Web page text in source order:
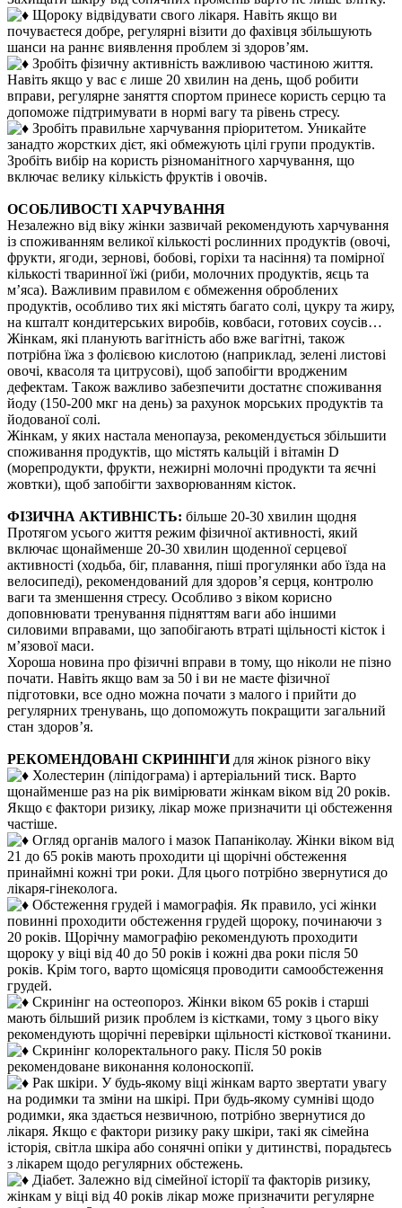
Щороку відвідувати свого лікаря. Навіть якщо ви
почуваєтеся добре, регулярні візити до фахівця збільшують
шанси на раннє виявлення проблем зі здоров’ям.
Зробіть фізичну активність важливою частиною життя.
Навіть якщо у вас є лише 20 хвилин на день, щоб робити
вправи, регулярне заняття спортом принесе користь серцю та
допоможе підтримувати в нормі вагу та рівень стресу.
Зробіть правильне харчування пріоритетом. Уникайте
занадто жорстких дієт, які обмежують цілі групи продуктів.
Зробіть вибір на користь різноманітного харчування, що
включає велику кількість фруктів і овочів.
ОСОБЛИВОСТІ ХАРЧУВАННЯ
Незалежно від віку жінки зазвичай рекомендують харчування
із споживанням великої кількості рослинних продуктів (овочі,
фрукти, ягоди, зернові, бобові, горіхи та насіння) та помірної
кількості тваринної їжі (риби, молочних продуктів, яєць та
м’яса). Важливим правилом є обмеження оброблених
продуктів, особливо тих які містять багато солі, цукру та жиру,
на кшталт кондитерських виробів, ковбаси, готових соусів…
Жінкам, які планують вагітність або вже вагітні, також
потрібна їжа з фолієвою кислотою (наприклад, зелені листові
овочі, квасоля та цитрусові), щоб запобігти вродженим
дефектам. Також важливо забезпечити достатнє споживання
йоду (150-200 мкг на день) за рахунок морських продуктів та
йодованої солі.
Жінкам, у яких настала менопауза, рекомендується збільшити
споживання продуктів, що містять кальцій і вітамін D
(морепродукти, фрукти, нежирні молочні продукти та яєчні
жовтки), щоб запобігти захворюванням кісток.
ФІЗИЧНА АКТИВНІСТЬ: більше 20-30 хвилин щодня
Протягом усього життя режим фізичної активності, який
включає щонайменше 20-30 хвилин щоденної серцевої
активності (ходьба, біг, плавання, піші прогулянки або їзда на
велосипеді), рекомендований для здоров’я серця, контролю
ваги та зменшення стресу. Особливо з віком корисно
доповнювати тренування підняттям ваги або іншими
силовими вправами, що запобігають втраті щільності кісток і
м’язової маси.
Хороша новина про фізичні вправи в тому, що ніколи не пізно
почати. Навіть якщо вам за 50 і ви не маєте фізичної
підготовки, все одно можна почати з малого і прийти до
регулярних тренувань, що допоможуть покращити загальний
стан здоров’я.
РЕКОМЕНДОВАНІ СКРИНІНГИдля жінок різного віку
Холестерин (ліпідограма) і артеріальний тиск. Варто
щонайменше раз на рік вимірювати жінкам віком від 20 років.
Якщо є фактори ризику, лікар може призначити ці обстеження
частіше.
Огляд органів малого і мазок Папаніколау. Жінки віком від
21 до 65 років мають проходити ці щорічні обстеження
принаймні кожні три роки. Для цього потрібно звернутися до
лікаря-гінеколога.
Обстеження грудей і мамографія. Як правило, усі жінки
повинні проходити обстеження грудей щороку, починаючи з
20 років. Щорічну мамографію рекомендують проходити
щороку у віці від 40 до 50 років і кожні два роки після 50
років. Крім того, варто щомісяця проводити самообстеження
грудей.
Скринінг на остеопороз. Жінки віком 65 років і старші
мають більший ризик проблем із кістками, тому з цього віку
рекомендують щорічні перевірки щільності кісткової тканини.
Скринінг колоректального раку. Після 50 років
рекомендоване виконання колоноскопії.
Рак шкіри. У будь-якому віці жінкам варто звертати увагу
на родимки та зміни на шкірі. При будь-якому сумніві щодо
родимки, яка здається незвичною, потрібно звернутися до
лікаря. Якщо є фактори ризику раку шкіри, такі як сімейна
історія, світла шкіра або сонячні опіки у дитинстві, порадьтесь
з лікарем щодо регулярних обстежень.
Діабет. Залежно від сімейної історії та факторів ризику,
жінкам у віці від 40 років лікар може призначити регулярне